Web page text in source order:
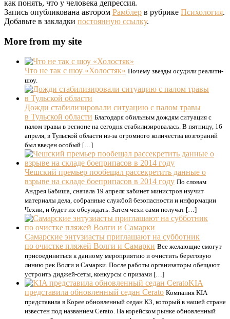
как понять, что у человека депрессия.
Запись опубликована автором Рамблер в рубрике Психология.
Добавьте в закладки постоянную ссылку.
More from my site
Что не так с шоу «Холостяк» Почему звезды осудили реалити-
шоу.
Дожди стабилизировали ситуацию с палом травы
в Тульской области Благодаря обильным дождям ситуация с
палом травы в регионе на сегодня стабилизировалась. В пятницу, 16
апреля, в Тульской области из-за огромного количества возгораний
был введен особый […]
Чешский премьер пообещал рассекретить данные о
взрыве на складе боеприпасов в 2014 году По словам
Андрея Бабиша, сначала 19 апреля кабинет министров изучит
материалы дела, собранные службой безопасности и информации
Чехии, и будет их обсуждать. Затем чехи сами получат […]
Самарские энтузиасты приглашают на субботник
по очистке пляжей Волги и Самарки Все желающие смогут
присоединиться к данному мероприятию и очистить береговую
линию рек Волги и Самарки. После работы организаторы обещают
устроить диджей-сеты, конкурсы с призами […]
KIA
представила обновленный седан Cerato Компания KIA
представила в Корее обновленный седан K3, который в нашей стране
известен под названием Cerato. На корейском рынке обновленный